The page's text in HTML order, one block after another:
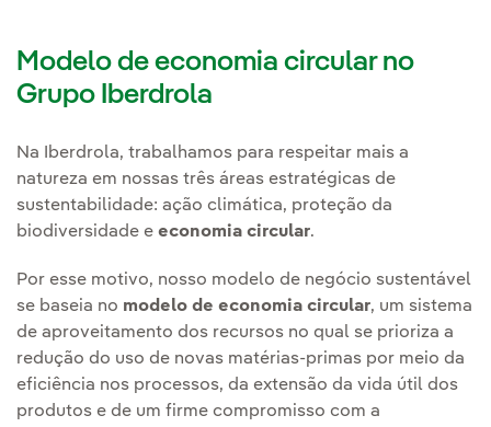
Modelo de economia circular no
Grupo Iberdrola
Na Iberdrola, trabalhamos para respeitar mais a
natureza em nossas três áreas estratégicas de
sustentabilidade: ação climática, proteção da
biodiversidade e economia circular.
Por esse motivo, nosso modelo de negócio sustentável
se baseia no modelo de economia circular, um sistema
de aproveitamento dos recursos no qual se prioriza a
redução do uso de novas matérias-primas por meio da
eficiência nos processos, da extensão da vida útil dos
produtos e de um firme compromisso com a